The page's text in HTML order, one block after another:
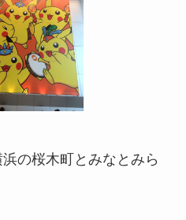
の桜木町とみなとみら